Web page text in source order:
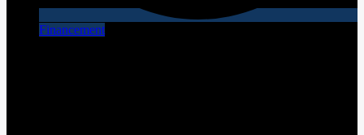
Financement